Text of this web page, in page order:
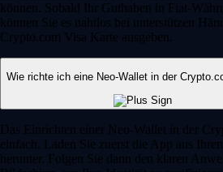
können. Sobald Ihr Guthaben in Fiat-
können Sie es nahtlos bei unterstützen
Crypto.com Visa Karte ausgeben.
Wie richte ich eine Neo-Wallet in der
Das Einrichten einer Neo-Wallet in der
einfach. Laden Sie zuerst die App aus
herunter. Folgen Sie dann den klaren